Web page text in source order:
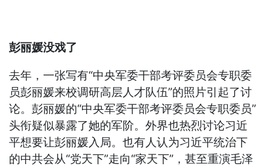
彭丽媛没戏了
去年，一张写有“中央军委干部考评委员会专职委
员彭丽媛来校调研高层人才队伍”的照片引起了讨
论。彭丽媛的“中央军委干部考评委员会专职委员”
头衔疑似暴露了她的军阶。外界也热烈讨论习近
平想要让彭丽媛入局。也有人认为习近平统治下
的中共会从“党天下”走向“家天下”，甚至重演毛泽